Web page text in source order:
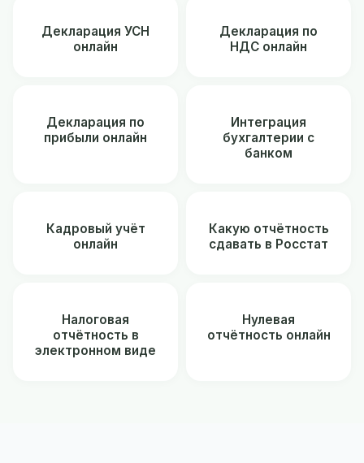
Декларация УСН
онлайн
Декларация по
НДС онлайн
Декларация по
прибыли онлайн
Интеграция
бухгалтерии с
банком
Кадровый учёт
онлайн
Какую отчётность
сдавать в Росстат
Налоговая
отчётность в
электронном виде
Нулевая
отчётность онлайн